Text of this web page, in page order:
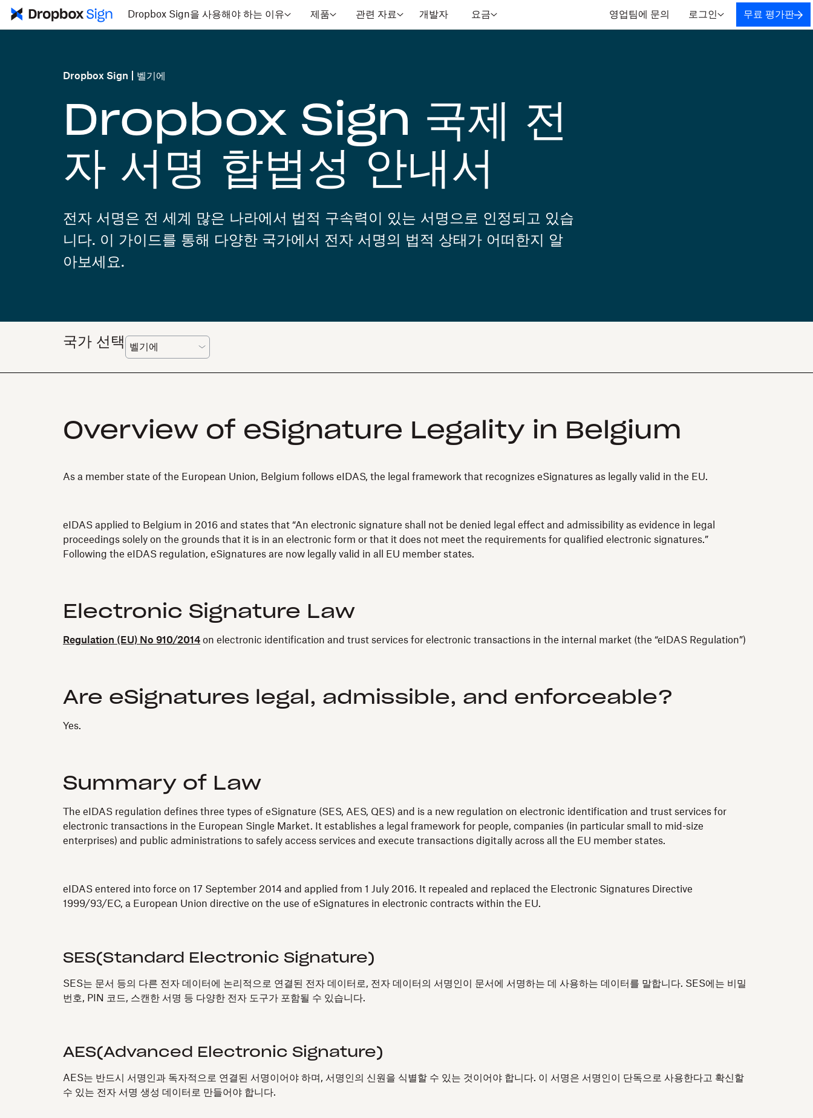
Dropbox Sign을 사용해야 하는 이유 제품 관련 자료 개발자 요금 영업팀에 문의 로그인 무료 평가판
Dropbox Sign 벨기에
Dropbox Sign 국제 전
자 서명 합법성 안내서
전자 서명은 전 세계 많은 나라에서 법적 구속력이 있는 서명으로 인정되고 있습
니다. 이 가이드를 통해 다양한 국가에서 전자 서명의 법적 상태가 어떠한지 알
아보세요.
국가 선택
Overview of eSignature Legality in Belgium
As a member state of the European Union, Belgium follows eIDAS, the legal framework that recognizes eSignatures as legally valid in the EU.
eIDAS applied to Belgium in 2016 and states that “An electronic signature shall not be denied legal effect and admissibility as evidence in legal
proceedings solely on the grounds that it is in an electronic form or that it does not meet the requirements for qualified electronic signatures.”
Following the eIDAS regulation, eSignatures are now legally valid in all EU member states.
Electronic Signature Law
Regulation (EU) No 910/2014 on electronic identification and trust services for electronic transactions in the internal market (the “eIDAS Regulation”)
Are eSignatures legal, admissible, and enforceable?
Yes.
Summary of Law
The eIDAS regulation defines three types of eSignature (SES, AES, QES) and is a new regulation on electronic identification and trust services for
electronic transactions in the European Single Market. It establishes a legal framework for people, companies (in particular small to mid-size
enterprises) and public administrations to safely access services and execute transactions digitally across all the EU member states.
eIDAS entered into force on 17 September 2014 and applied from 1 July 2016. It repealed and replaced the Electronic Signatures Directive
1999/93/EC, a European Union directive on the use of eSignatures in electronic contracts within the EU.
SES(Standard Electronic Signature)
SES는 문서 등의 다른 전자 데이터에 논리적으로 연결된 전자 데이터로, 전자 데이터의 서명인이 문서에 서명하는 데 사용하는 데이터를 말합니다. SES에는 비밀
번호, PIN 코드, 스캔한 서명 등 다양한 전자 도구가 포함될 수 있습니다.
AES(Advanced Electronic Signature)
AES는 반드시 서명인과 독자적으로 연결된 서명이어야 하며, 서명인의 신원을 식별할 수 있는 것이어야 합니다. 이 서명은 서명인이 단독으로 사용한다고 확신할
수 있는 전자 서명 생성 데이터로 만들어야 합니다.